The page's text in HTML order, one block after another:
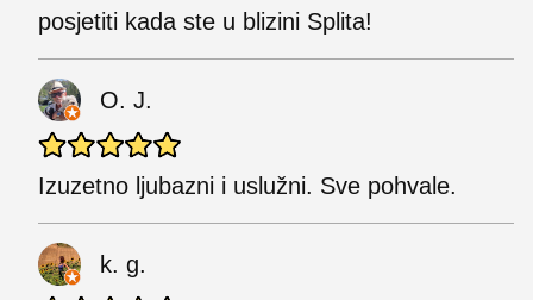
posjetiti kada ste u blizini Splita!
O. J.
Izuzetno ljubazni i uslužni. Sve pohvale.
k. g.